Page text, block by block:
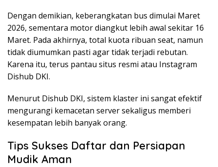
Dengan demikian, keberangkatan bus dimulai Maret
2026, sementara motor diangkut lebih awal sekitar 16
Maret. Pada akhirnya, total kuota ribuan seat, namun
tidak diumumkan pasti agar tidak terjadi rebutan.
Karena itu, terus pantau situs resmi atau Instagram
Dishub DKI.
Menurut Dishub DKI, sistem klaster ini sangat efektif
mengurangi kemacetan server sekaligus memberi
kesempatan lebih banyak orang.
Tips Sukses Daftar dan Persiapan
Mudik Aman